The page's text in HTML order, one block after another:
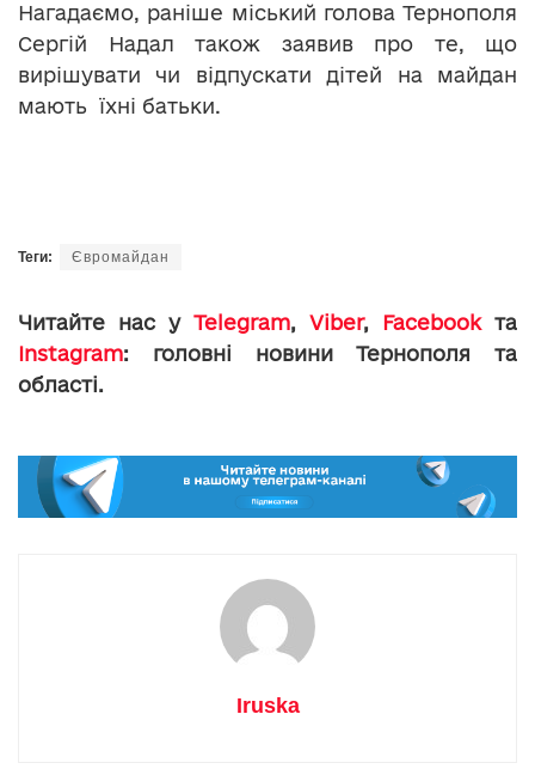
Нагадаємо, раніше міський голова Тернополя
Сергій Надал також заявив про те, що
вирішувати чи відпускати дітей на майдан
мають їхні батьки.
Теги: Євромайдан
Читайте нас у Telegram, Viber, Facebookта
Instagram: головні новини Тернополя та
області.
Iruska